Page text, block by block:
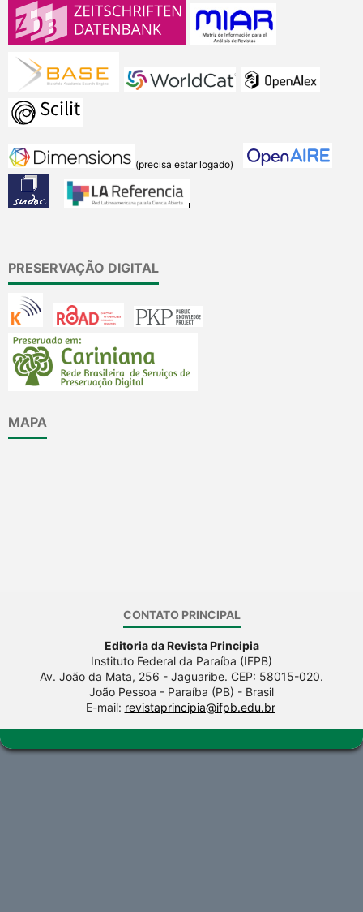
(precisa estar logado)
PRESERVAÇÃO DIGITAL
MAPA
CONTATO PRINCIPAL
Editoria da Revista Principia
Instituto Federal da Paraíba (IFPB)
Av. João da Mata, 256 - Jaguaribe. CEP: 58015-020.
João Pessoa - Paraíba (PB) - Brasil
E-mail: revistaprincipia@ifpb.edu.br